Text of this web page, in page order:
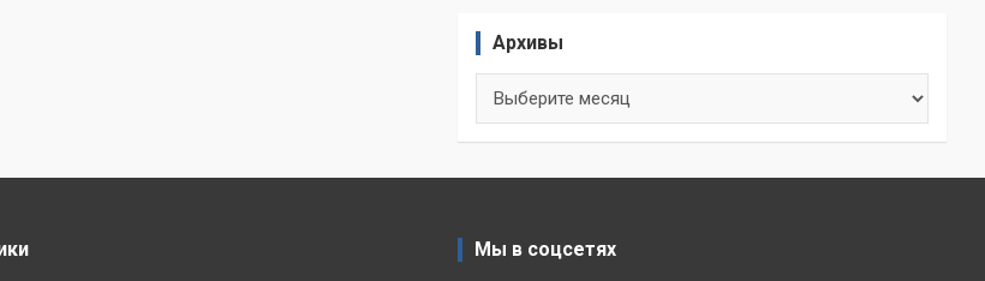
Архивы
Мы в соцсетях